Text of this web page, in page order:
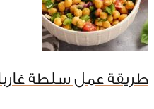
طريقة عمل سلطة